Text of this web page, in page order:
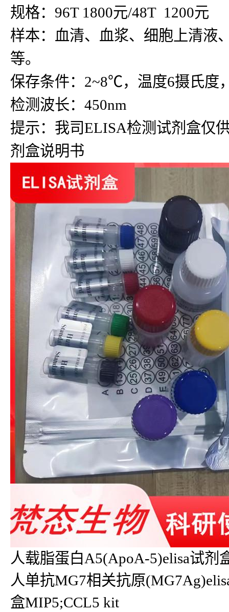
规格：96T 1800元/48T 1200元
样本：血清、血浆、细胞上清液
等。
保存条件：2~8℃，温度6摄氏度
检测波长：450nm
提示：我司ELISA检测试剂盒仅
剂盒说明书
人载脂蛋白A5(ApoA-5)elisa试剂
人单抗MG7相关抗原
盒MIP5;CCL5 kit